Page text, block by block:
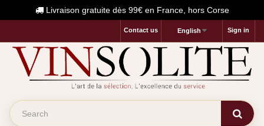
Livraison gratuite dès 99€ en France, hors Corse
Sign in
English
Contact us